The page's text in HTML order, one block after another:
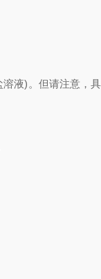
液)。但请注意，